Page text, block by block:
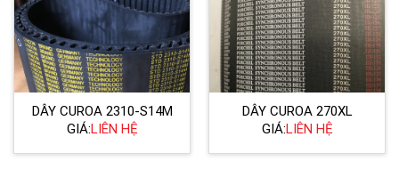
DÂY CUROA 2310-S14M
GIÁ:LIÊN HỆ
DÂY CUROA 270XL
GIÁ:LIÊN HỆ